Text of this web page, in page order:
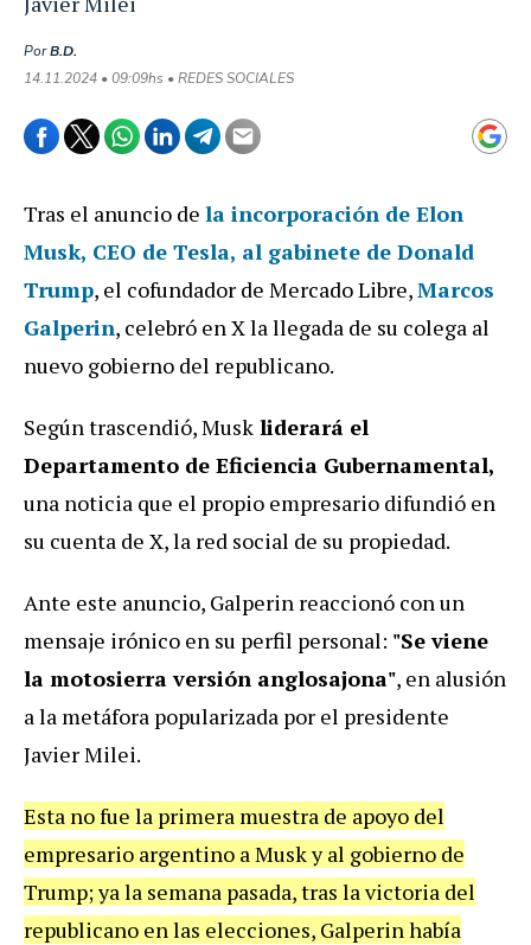
PorB.D.
14.11.2024 • 09:09hs • REDES SOCIALES
Tras el anuncio de la incorporación de Elon
Musk, CEO de Tesla, al gabinete de Donald
Trump, el cofundador de Mercado Libre,Marcos
Galperin, celebró en X la llegada de su colega al
nuevo gobierno del republicano.
Según trascendió, Musk liderará el
Departamento de Eficiencia Gubernamental,
una noticia que el propio empresario difundió en
su cuenta de X, la red social de su propiedad.
Ante este anuncio, Galperin reaccionó con un
mensaje irónico en su perfil personal: "Se viene
la motosierra versión anglosajona", en alusión
a la metáfora popularizada por el presidente
Javier Milei.
Esta no fue la primera muestra de apoyo del
empresario argentino a Musk y al gobierno de
Trump; ya la semana pasada, tras la victoria del
republicano en las elecciones, Galperin había